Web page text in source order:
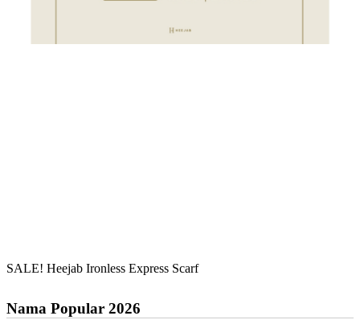
SALE! Heejab Ironless Express Scarf
Nama Popular 2026